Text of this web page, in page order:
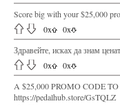
Score big with your $25,000
0x 0x
Здравейте, исках да знам
0x 0x
A $25,000 PROMO CODE
https://pedalhub.store/GsTQLZ